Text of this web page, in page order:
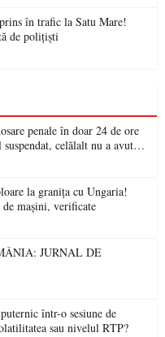
în trafic la Satu Mare!
de polițiști
penale în doar 24 de ore
celălalt nu a avut
la granița cu Ungaria!
de mașini, verificate
JURNAL DE
într-o sesiune de
sau nivelul RTP?